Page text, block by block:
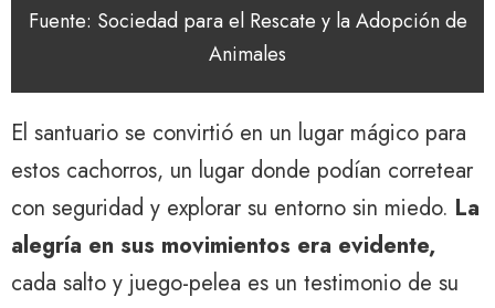
Fuente: Sociedad para el Rescate y la Adopción de
Animales
El santuario se convirtió en un lugar mágico para
estos cachorros, un lugar donde podían corretear
con seguridad y explorar su entorno sin miedo. La
alegría en sus movimientos era evidente,
cada salto y juego-pelea es un testimonio de su